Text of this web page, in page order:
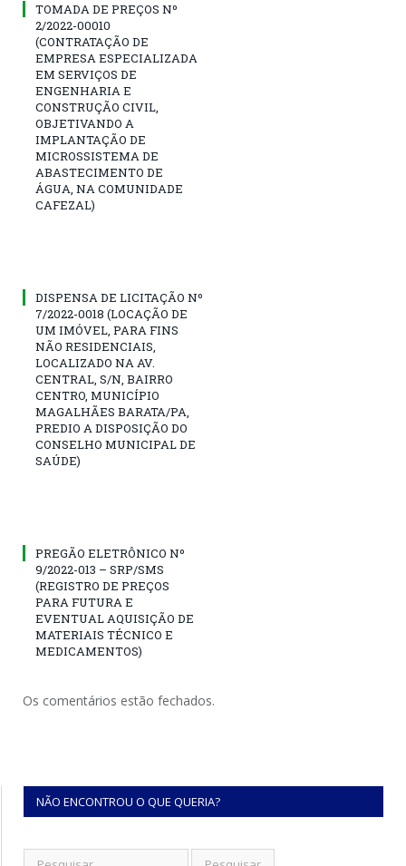
TOMADA DE PREÇOS Nº
2/2022-00010
(CONTRATAÇÃO DE
EMPRESA ESPECIALIZADA
EM SERVIÇOS DE
ENGENHARIA E
CONSTRUÇÃO CIVIL,
OBJETIVANDO A
IMPLANTAÇÃO DE
MICROSSISTEMA DE
ABASTECIMENTO DE
ÁGUA, NA COMUNIDADE
CAFEZAL)
DISPENSA DE LICITAÇÃO Nº
7/2022-0018 (LOCAÇÃO DE
UM IMÓVEL, PARA FINS
NÃO RESIDENCIAIS,
LOCALIZADO NA AV.
CENTRAL, S/N, BAIRRO
CENTRO, MUNICÍPIO
MAGALHÃES BARATA/PA,
PREDIO A DISPOSIÇÃO DO
CONSELHO MUNICIPAL DE
SAÚDE)
PREGÃO ELETRÔNICO Nº
9/2022-013 – SRP/SMS
(REGISTRO DE PREÇOS
PARA FUTURA E
EVENTUAL AQUISIÇÃO DE
MATERIAIS TÉCNICO E
MEDICAMENTOS)
Os comentários estão fechados.
NÃO ENCONTROU O QUE QUERIA?